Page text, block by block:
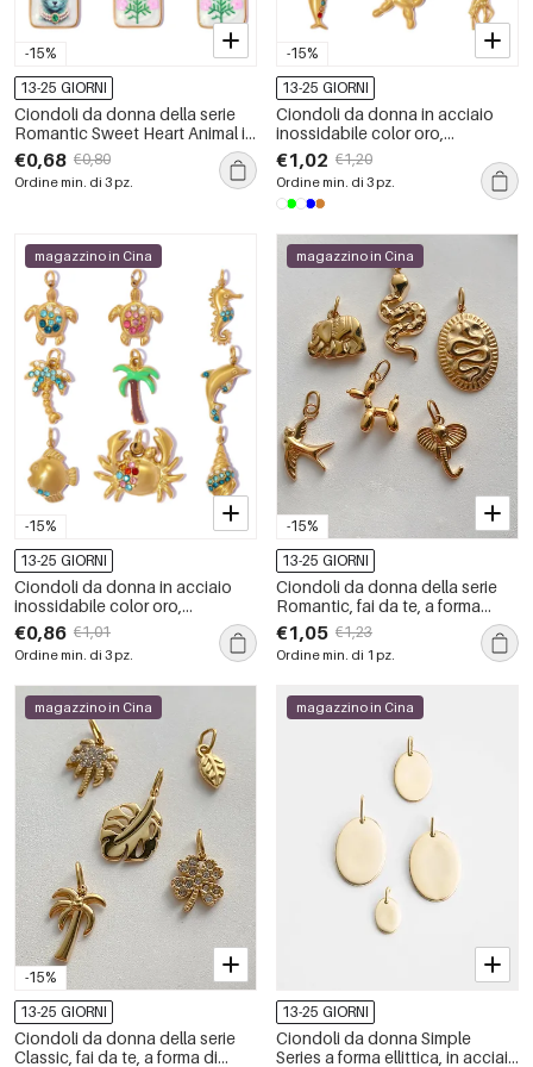
-15%
13-25 GIORNI
Ciondoli da donna della serie
Romantic Sweet Heart Animal in
acciaio inossidabile
impermeabile color oro.
€0,68 €0,80
Ordine min. di 3 pz.
-15%
13-25 GIORNI
Ciondoli da donna in acciaio
inossidabile color oro,
impermeabili, a forma di pesce,
stile vacanziero oceanico, con
strass.
€1,02 €1,20
Ordine min. di 3 pz.
-15%
magazzino in Cina
13-25 GIORNI
Ciondoli da donna in acciaio
inossidabile color oro,
impermeabili, stile vacanziero
oceanico, con strass.
€0,86 €1,01
Ordine min. di 3 pz.
-15%
magazzino in Cina
13-25 GIORNI
Ciondoli da donna della serie
Romantic, fai da te, a forma
irregolare di serpente, in acciaio
inossidabile, impermeabili,
colore oro.
€1,05 €1,23
Ordine min. di 1 pz.
-15%
magazzino in Cina
13-25 GIORNI
Ciondoli da donna della serie
Classic, fai da te, a forma di
magazzino in Cina
13-25 GIORNI
Ciondoli da donna Simple
Series a forma ellittica, in acciaio